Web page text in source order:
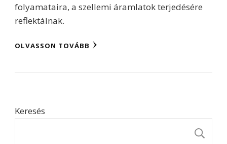
folyamataira, a szellemi áramlatok terjedésére
reflektálnak.
OLVASSON TOVÁBB
Keresés